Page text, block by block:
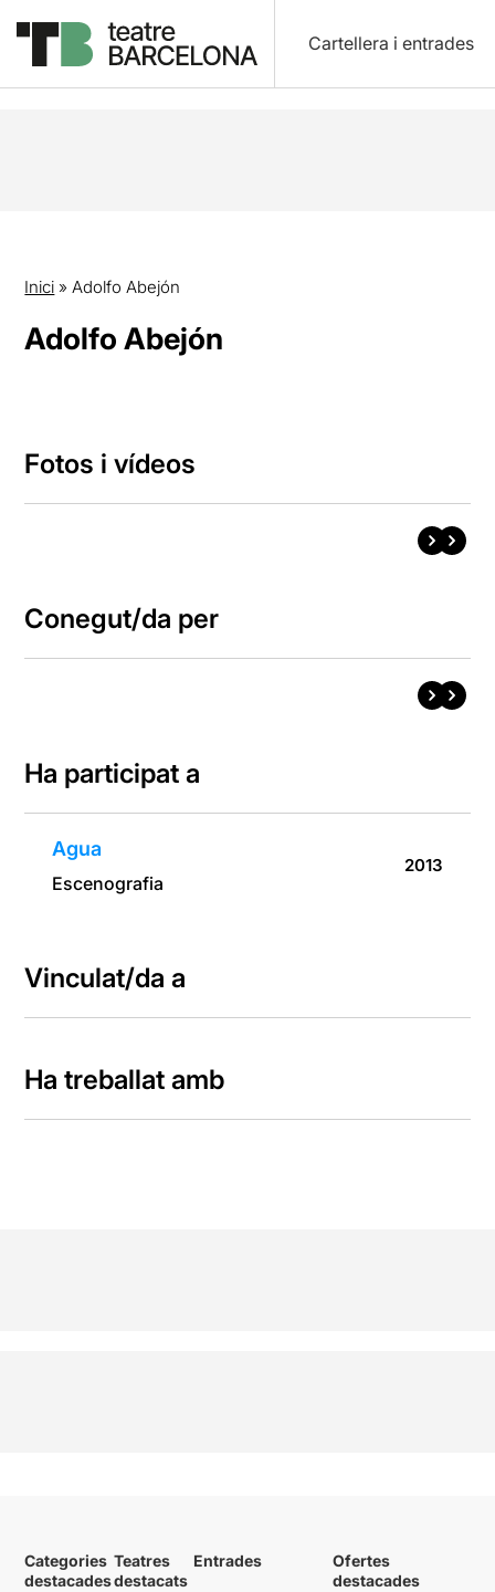
Cartellera i entrades
Inici »Adolfo Abejón
Adolfo Abejón
Fotos i vídeos
Conegut/da per
Ha participat a
Agua
Escenografia
2013
Vinculat/da a
Ha treballat amb
Categories
destacades
Teatres
destacats
Entrades
Ofertes
destacades